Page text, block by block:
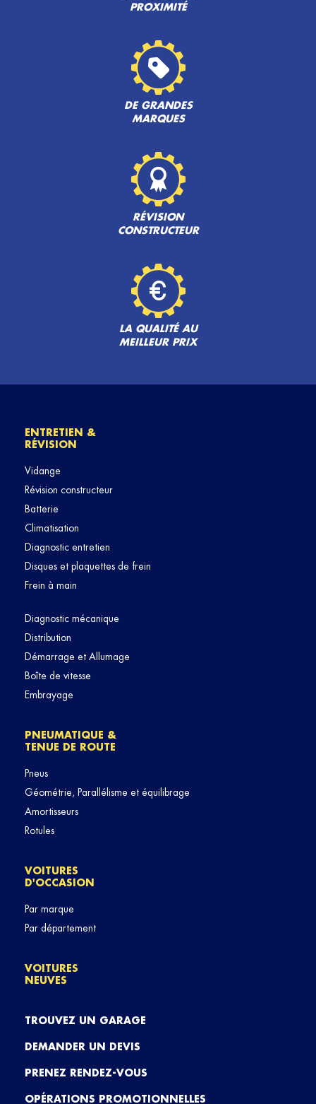
PROXIMITÉ
DE GRANDES
MARQUES
RÉVISION
CONSTRUCTEUR
LA QUALITÉ AU
MEILLEUR PRIX
ENTRETIEN &
RÉVISION
Vidange
Révision constructeur
Batterie
Climatisation
Diagnostic entretien
Disques et plaquettes de frein
Frein à main
Diagnostic mécanique
Distribution
Démarrage et Allumage
Boîte de vitesse
Embrayage
PNEUMATIQUE &
TENUE DE ROUTE
Pneus
Géométrie, Parallélisme et équilibrage
Amortisseurs
Rotules
VOITURES
D'OCCASION
Par marque
Par département
VOITURES
NEUVES
TROUVEZ UN GARAGE
DEMANDER UN DEVIS
PRENEZ RENDEZ-VOUS
OPÉRATIONS PROMOTIONNELLES